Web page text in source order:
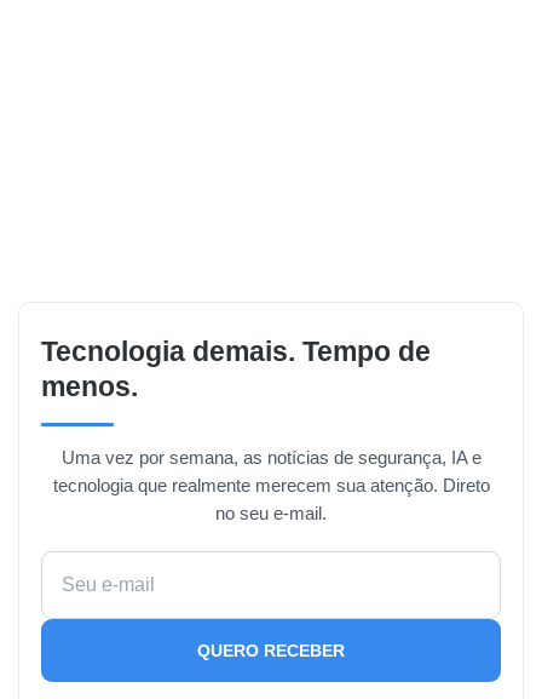
Tecnologia demais. Tempo de
menos.
Uma vez por semana, as notícias de segurança, IA e
tecnologia que realmente merecem sua atenção. Direto
no seu e-mail.
QUERO RECEBER